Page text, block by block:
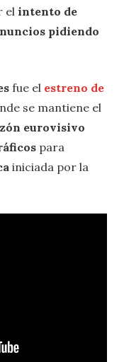
el intento de
pidiendo
fue el estreno de
se mantiene el
eurovisivo
para
iniciada por la